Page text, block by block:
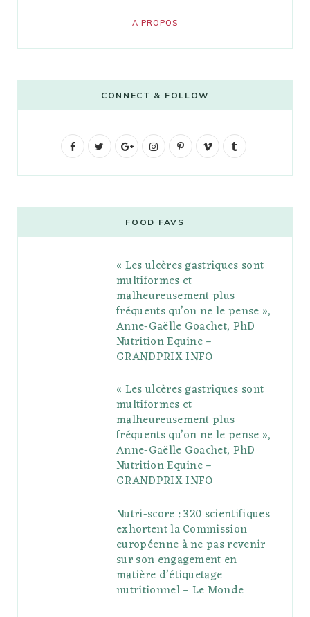
A PROPOS
CONNECT & FOLLOW
F
b
t
G
g
l
e
P
l
s
I
t
a
g
r
a
m
P
e
r
e
s
V
o
l
r
FOOD FAVS
« Les ulcères gastriques sont
multiformes et
malheureusement plus
fréquents qu’on ne le pense »,
Anne-Gaëlle Goachet, PhD
Nutrition Equine –
GRANDPRIX INFO
« Les ulcères gastriques sont
multiformes et
malheureusement plus
fréquents qu’on ne le pense »,
Anne-Gaëlle Goachet, PhD
Nutrition Equine –
GRANDPRIX INFO
Nutri-score : 320 scientifiques
exhortent la Commission
européenne à ne pas revenir
sur son engagement en
matière d’étiquetage
nutritionnel – Le Monde